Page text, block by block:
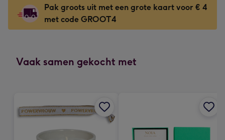
118
x
-
166
mm
Pak groots uit met een grote kaart voor € 4
met code GROOT4
Vaak samen gekocht met